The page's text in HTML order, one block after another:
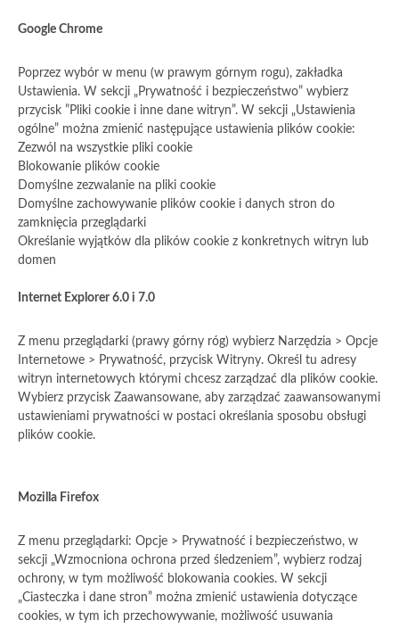
Google Chrome
Poprzez wybór w menu (w prawym górnym rogu), zakładka
Ustawienia. W sekcji „Prywatność i bezpieczeństwo” wybierz
przycisk ”Pliki cookie i inne dane witryn”. W sekcji „Ustawienia
ogólne” można zmienić następujące ustawienia plików cookie:
Zezwól na wszystkie pliki cookie
Blokowanie plików cookie
Domyślne zezwalanie na pliki cookie
Domyślne zachowywanie plików cookie i danych stron do
zamknięcia przeglądarki
Określanie wyjątków dla plików cookie z konkretnych witryn lub
domen
Internet Explorer 6.0 i 7.0
Z menu przeglądarki (prawy górny róg) wybierz Narzędzia > Opcje
Internetowe > Prywatność, przycisk Witryny. Określ tu adresy
witryn internetowych którymi chcesz zarządzać dla plików cookie.
Wybierz przycisk Zaawansowane, aby zarządzać zaawansowanymi
ustawieniami prywatności w postaci określania sposobu obsługi
plików cookie.
Mozilla Firefox
Z menu przeglądarki: Opcje > Prywatność i bezpieczeństwo, w
sekcji „Wzmocniona ochrona przed śledzeniem”, wybierz rodzaj
ochrony, w tym możliwość blokowania cookies. W sekcji
„Ciasteczka i dane stron” można zmienić ustawienia dotyczące
cookies, w tym ich przechowywanie, możliwość usuwania